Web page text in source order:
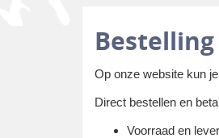
Op onze website kun
Direct bestellen en
Voorraad en